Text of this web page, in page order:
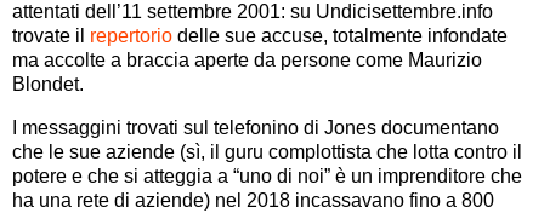
attentati dell’11 settembre 2001: su Undicisettembre.info
trovate il repertorio delle sue accuse, totalmente infondate
ma accolte a braccia aperte da persone come Maurizio
Blondet.
I messaggini trovati sul telefonino di Jones documentano
che le sue aziende (sì, il guru complottista che lotta contro il
potere e che si atteggia a “uno di noi” è un imprenditore che
ha una rete di aziende) nel 2018 incassavano fino a 800